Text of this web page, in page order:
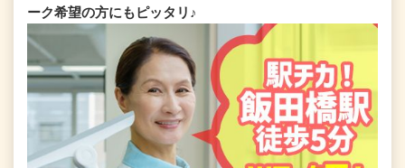
ーク希望の方にもピッタリ♪